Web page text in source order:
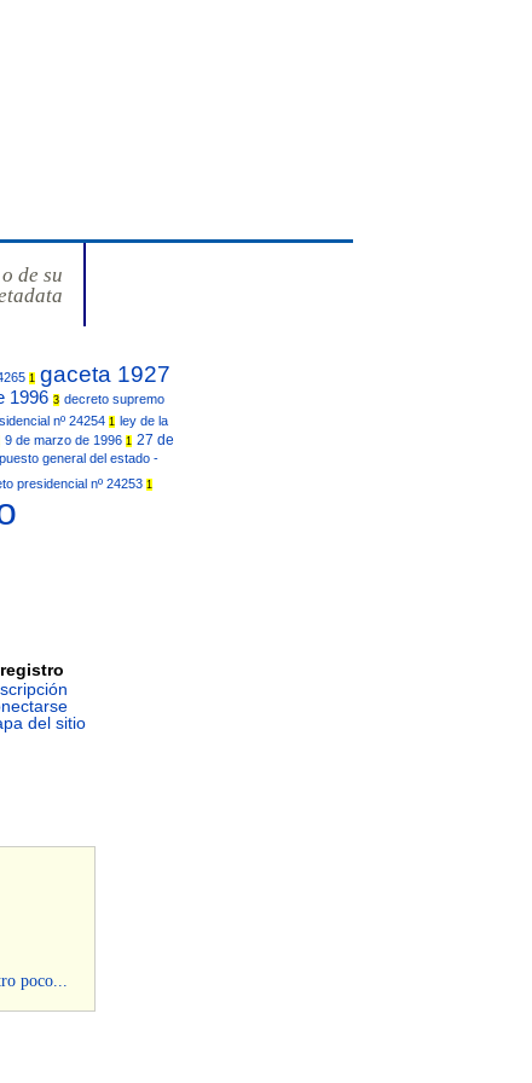
de su
1 gaceta 1927
1996 3 decreto supremo
nº 24254 1 ley de la
9 de marzo de 1996 1 27 de
general del estado -
presidencial nº 24253 1
del sitio
poco...